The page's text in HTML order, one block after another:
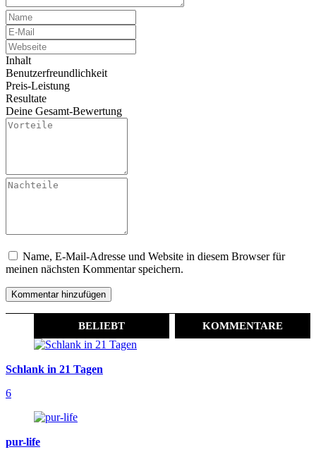
Inhalt
Benutzerfreundlichkeit
Preis-Leistung
Resultate
Deine Gesamt-Bewertung
Name, E-Mail-Adresse und Website in diesem Browser für
meinen nächsten Kommentar speichern.
BELIEBT KOMMENTARE
Schlank in 21 Tagen
6
pur-life